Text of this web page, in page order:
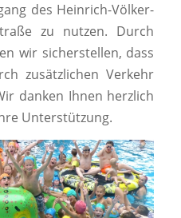
des Heinrich-Völker-
zu nutzen. Durch
wir sicherstellen, dass
zusätzlichen Verkehr
danken Ihnen herzlich
Unterstützung.